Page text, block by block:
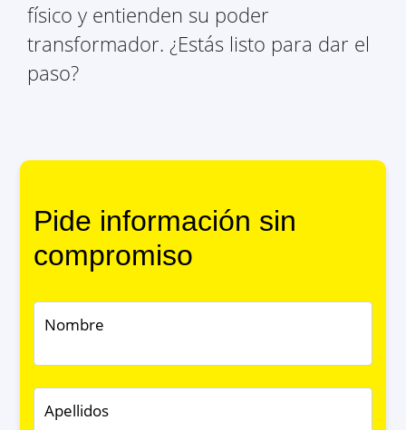
físico y entienden su poder
transformador. ¿Estás listo para dar el
paso?
Pide información sin
compromiso
Nombre
Apellidos